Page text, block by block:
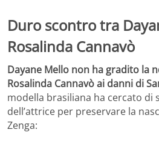
Duro scontro tra
Rosalinda Cannavò
Dayane Mello non ha gradito la
Rosalinda Cannavò ai danni di
modella brasiliana ha cercato di
dell’attrice per preservare la
Zenga: